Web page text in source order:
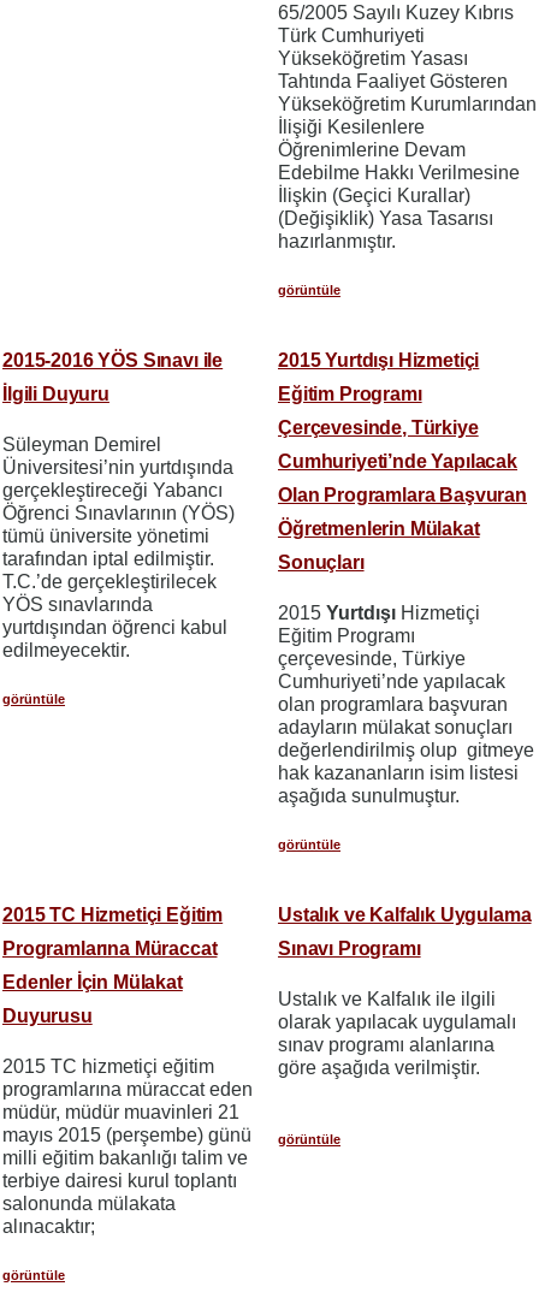
65/2005 Sayılı Kuzey Kıbrıs
Türk Cumhuriyeti
Yükseköğretim Yasası
Tahtında Faaliyet Gösteren
Yükseköğretim Kurumlarından
İlişiği Kesilenlere
Öğrenimlerine Devam
Edebilme Hakkı Verilmesine
İlişkin (Geçici Kurallar)
(Değişiklik) Yasa Tasarısı
hazırlanmıştır.
görüntüle
2015-2016 YÖS Sınavı ile
İlgili Duyuru
Süleyman Demirel
Üniversitesi’nin yurtdışında
gerçekleştireceği Yabancı
Öğrenci Sınavlarının (YÖS)
tümü üniversite yönetimi
tarafından iptal edilmiştir.
T.C.’de gerçekleştirilecek
YÖS sınavlarında
yurtdışından öğrenci kabul
edilmeyecektir.
görüntüle
2015 Yurtdışı Hizmetiçi
Eğitim Programı
Çerçevesinde, Türkiye
Cumhuriyeti’nde Yapılacak
Olan Programlara Başvuran
Öğretmenlerin Mülakat
Sonuçları
2015 Yurtdışı Hizmetiçi
Eğitim Programı
çerçevesinde, Türkiye
Cumhuriyeti’nde yapılacak
olan programlara başvuran
adayların mülakat sonuçları
değerlendirilmiş olup gitmeye
hak kazananların isim listesi
aşağıda sunulmuştur.
görüntüle
2015 TC Hizmetiçi Eğitim
Programlarına Müraccat
Edenler İçin Mülakat
Duyurusu
2015 TC hizmetiçi eğitim
programlarına müraccat eden
müdür, müdür muavinleri 21
mayıs 2015 (perşembe) günü
milli eğitim bakanlığı talim ve
terbiye dairesi kurul toplantı
salonunda mülakata
alınacaktır;
görüntüle
Ustalık ve Kalfalık Uygulama
Sınavı Programı
Ustalık ve Kalfalık ile ilgili
olarak yapılacak uygulamalı
sınav programı alanlarına
göre aşağıda verilmiştir.
görüntüle